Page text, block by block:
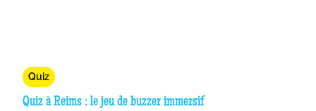
Quiz
Quiz à Reims : le jeu de buzzer immersif